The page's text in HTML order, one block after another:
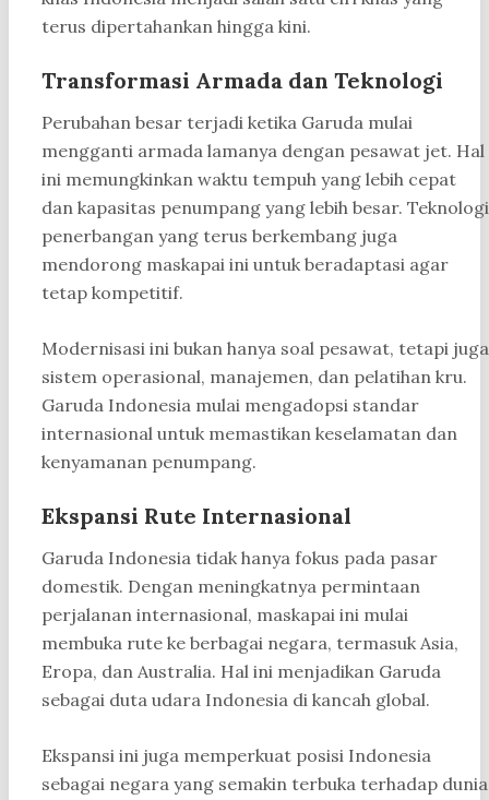
terus dipertahankan hingga kini.
Transformasi Armada dan Teknologi
Perubahan besar terjadi ketika Garuda mulai
mengganti armada lamanya dengan pesawat jet. Hal
ini memungkinkan waktu tempuh yang lebih cepat
dan kapasitas penumpang yang lebih besar. Teknologi
penerbangan yang terus berkembang juga
mendorong maskapai ini untuk beradaptasi agar
tetap kompetitif.
Modernisasi ini bukan hanya soal pesawat, tetapi juga
sistem operasional, manajemen, dan pelatihan kru.
Garuda Indonesia mulai mengadopsi standar
internasional untuk memastikan keselamatan dan
kenyamanan penumpang.
Ekspansi Rute Internasional
Garuda Indonesia tidak hanya fokus pada pasar
domestik. Dengan meningkatnya permintaan
perjalanan internasional, maskapai ini mulai
membuka rute ke berbagai negara, termasuk Asia,
Eropa, dan Australia. Hal ini menjadikan Garuda
sebagai duta udara Indonesia di kancah global.
Ekspansi ini juga memperkuat posisi Indonesia
sebagai negara yang semakin terbuka terhadap dunia